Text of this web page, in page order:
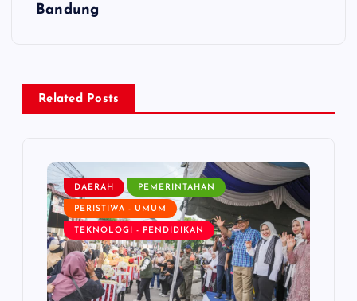
v
Bandung
Related Posts
DAERAH PEMERINTAHAN
PERISTIWA - UMUM
TEKNOLOGI - PENDIDIKAN